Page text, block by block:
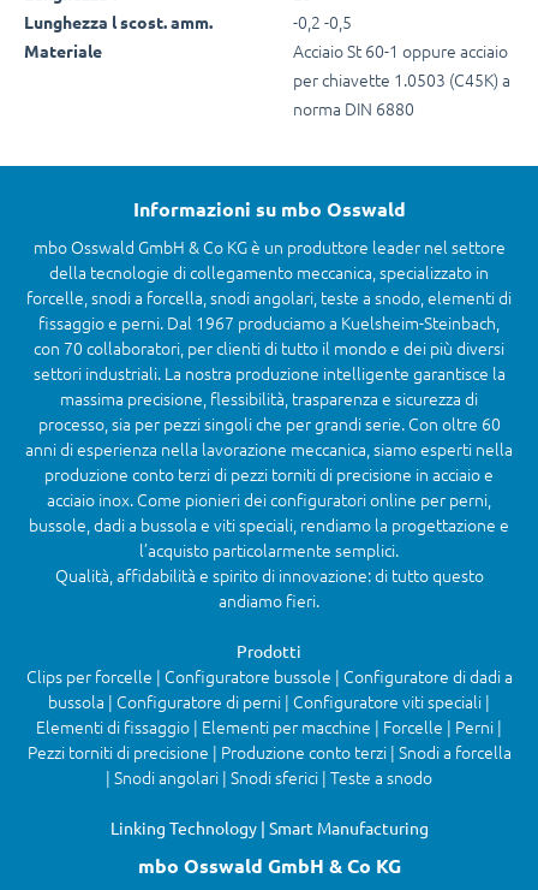
Lunghezza l scost. amm. -0,2 -0,5
Materiale
Acciaio St 60-1 oppure acciaio
per chiavette 1.0503 (C45K) a
norma DIN 6880
Informazioni su mbo Osswald
mbo Osswald GmbH & Co KG è un produttore leader nel settore
della tecnologie di collegamento meccanica, specializzato in
forcelle, snodi a forcella, snodi angolari, teste a snodo, elementi di
fissaggio e perni. Dal 1967 produciamo a Kuelsheim-Steinbach,
con 70 collaboratori, per clienti di tutto il mondo e dei più diversi
settori industriali. La nostra produzione intelligente garantisce la
massima precisione, flessibilità, trasparenza e sicurezza di
processo, sia per pezzi singoli che per grandi serie. Con oltre 60
anni di esperienza nella lavorazione meccanica, siamo esperti nella
produzione conto terzi di pezzi torniti di precisione in acciaio e
acciaio inox. Come pionieri dei configuratori online per perni,
bussole, dadi a bussola e viti speciali, rendiamo la progettazione e
l’acquisto particolarmente semplici.
Qualità, affidabilità e spirito di innovazione: di tutto questo
andiamo fieri.
Prodotti
Clips per forcelle | Configuratore bussole | Configuratore di dadi a
bussola | Configuratore di perni | Configuratore viti speciali |
Elementi di fissaggio | Elementi per macchine | Forcelle | Perni |
Pezzi torniti di precisione | Produzione conto terzi | Snodi a forcella
| Snodi angolari | Snodi sferici | Teste a snodo
Linking Technology | Smart Manufacturing
mbo Osswald GmbH & Co KG